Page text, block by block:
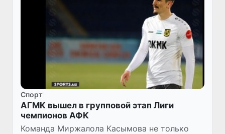
Спорт
АГМК вышел в групповой этап Лиги
чемпионов АФК
Команда Миржалола Касымова не только